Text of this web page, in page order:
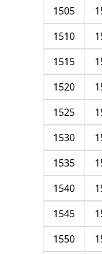
1505
1510
1515
1520
1525
1530
1535
1540
1545
1550